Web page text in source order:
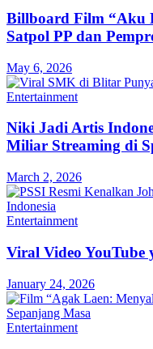
Billboard Film “Aku
Satpol PP dan
May 6, 2026
Entertainment
Niki Jadi Artis
Miliar Streaming di
March 2, 2026
Entertainment
Viral Video YouTube
January 24, 2026
Entertainment